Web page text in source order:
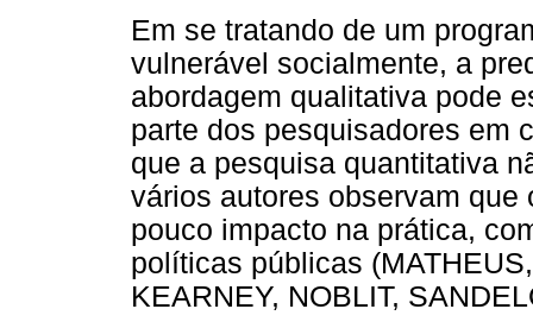
Em se tratando de um
vulnerável socialmente, a
abordagem qualitativa pode
parte dos pesquisadores em
que a pesquisa quantitativa
vários autores observam
pouco impacto na prática,
políticas públicas
KEARNEY, NOBLIT,